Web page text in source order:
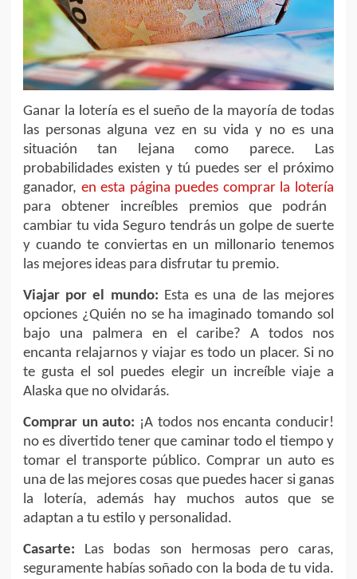
Ganar la lotería es el sueño de la mayoría de todas
las personas alguna vez en su vida y no es una
situación tan lejana como parece. Las
probabilidades existen y tú puedes ser el próximo
ganador, en esta página puedes comprar la lotería
para obtener increíbles premios que podrán
cambiar tu vida Seguro tendrás un golpe de suerte
y cuando te conviertas en un millonario tenemos
las mejores ideas para disfrutar tu premio.
Viajar por el mundo: Esta es una de las mejores
opciones ¿Quién no se ha imaginado tomando sol
bajo una palmera en el caribe? A todos nos
encanta relajarnos y viajar es todo un placer. Si no
te gusta el sol puedes elegir un increíble viaje a
Alaska que no olvidarás.
Comprar un auto: ¡A todos nos encanta conducir!
no es divertido tener que caminar todo el tiempo y
tomar el transporte público. Comprar un auto es
una de las mejores cosas que puedes hacer si ganas
la lotería, además hay muchos autos que se
adaptan a tu estilo y personalidad.
Casarte: Las bodas son hermosas pero caras,
seguramente habías soñado con la boda de tu vida.